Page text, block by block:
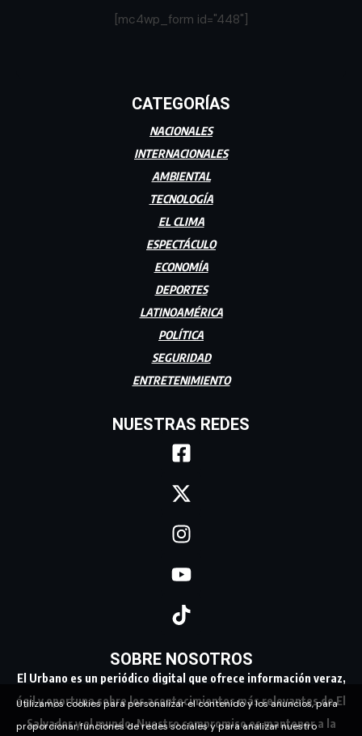
[mc4wp_form id="448"]
CATEGORÍAS
NACIONALES
INTERNACIONALES
AMBIENTAL
TECNOLOGÍA
EL CLIMA
ESPECTÁCULO
ECONOMÍA
DEPORTES
LATINOAMÉRICA
POLÍTICA
SEGURIDAD
ENTRETENIMIENTO
NUESTRAS REDES
SOBRE NOSOTROS
El Urbano es un periódico digital que ofrece información veraz,
ágil y oportuna sobre los acontecimientos más relevantes de El
Salvador y el mundo. Nuestro compromiso es mantener a la
Utilizamos cookies para personalizar el contenido y los anuncios, para
proporcionar funciones de redes sociales y para analizar nuestro